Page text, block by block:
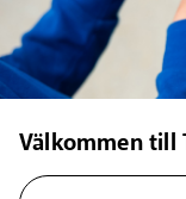
Välkommen till
Sök